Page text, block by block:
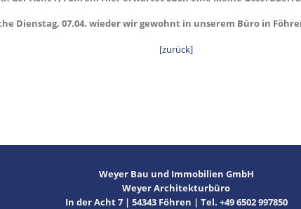
Dienstag, 07.04. wieder wir gewohnt in unserem Büro in
[zurück]
Weyer Bau und Immobilien GmbH
Weyer Architekturbüro
In der Acht 7 | 54343 Föhren | Tel. +49 6502 997850